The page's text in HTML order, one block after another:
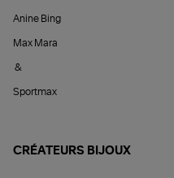
Anine Bing
Max Mara
&
Sportmax
CRÉATEURS BIJOUX